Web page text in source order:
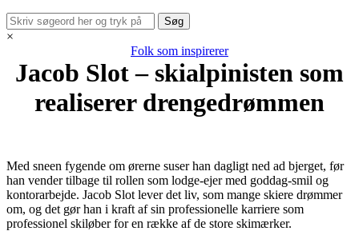
×
Folk som inspirerer
Jacob Slot – skialpinisten som
realiserer drengedrømmen
Med sneen fygende om ørerne suser han dagligt ned ad bjerget, før
han vender tilbage til rollen som lodge-ejer med goddag-smil og
kontorarbejde. Jacob Slot lever det liv, som mange skiere drømmer
om, og det gør han i kraft af sin professionelle karriere som
professionel skiløber for en række af de store skimærker.